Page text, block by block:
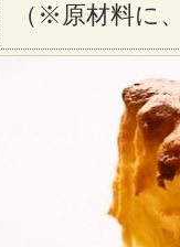
（※原材料に